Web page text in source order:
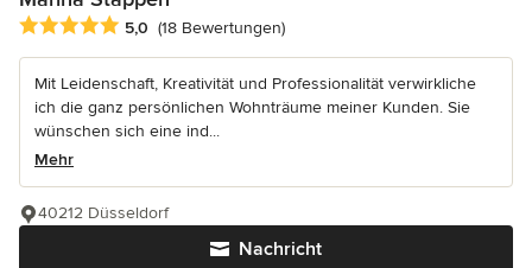
Durchschnittliche Bewertung: 5 von 5 Sternen
5,0 (18 Bewertungen)
Mit Leidenschaft, Kreativität und Professionalität verwirkliche
ich die ganz persönlichen Wohnträume meiner Kunden. Sie
wünschen sich eine ind...
Mehr
Nachricht
40212 Düsseldorf